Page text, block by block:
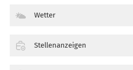
Wetter
Stellenanzeigen